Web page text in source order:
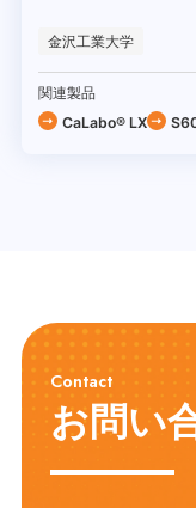
金沢工業大学
関連製品
CaLabo® LX
Contact
お問い